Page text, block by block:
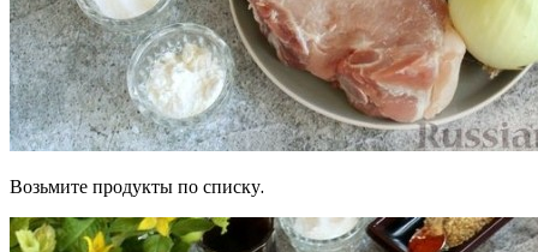
Возьмите продукты по списку.